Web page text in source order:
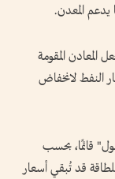
يدعم المعدن.
المقومة
النفط لانخفاض
قائمًا، بحسب
قد تُبقي أسعار